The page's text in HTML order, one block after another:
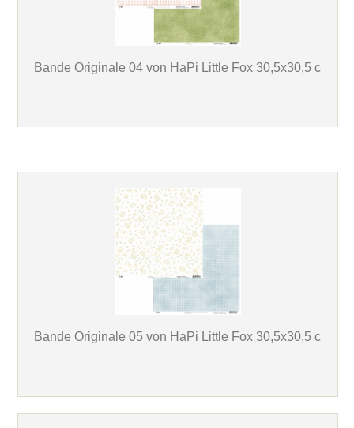
Bande Originale 04 von HaPi Little Fox 30,5x30,5 c
Bande Originale 05 von HaPi Little Fox 30,5x30,5 c